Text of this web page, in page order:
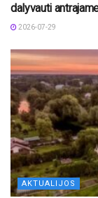
dalyvauti
2026-07-29
AKTUALIJOS